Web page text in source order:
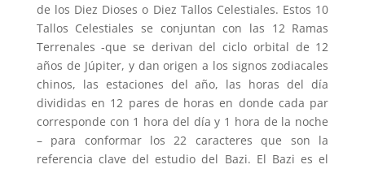
de los Diez Dioses o Diez Tallos Celestiales. Estos 10
Tallos Celestiales se conjuntan con las 12 Ramas
Terrenales -que se derivan del ciclo orbital de 12
años de Júpiter, y dan origen a los signos zodiacales
chinos, las estaciones del año, las horas del día
divididas en 12 pares de horas en donde cada par
corresponde con 1 hora del día y 1 hora de la noche
– para conformar los 22 caracteres que son la
referencia clave del estudio del Bazi. El Bazi es el